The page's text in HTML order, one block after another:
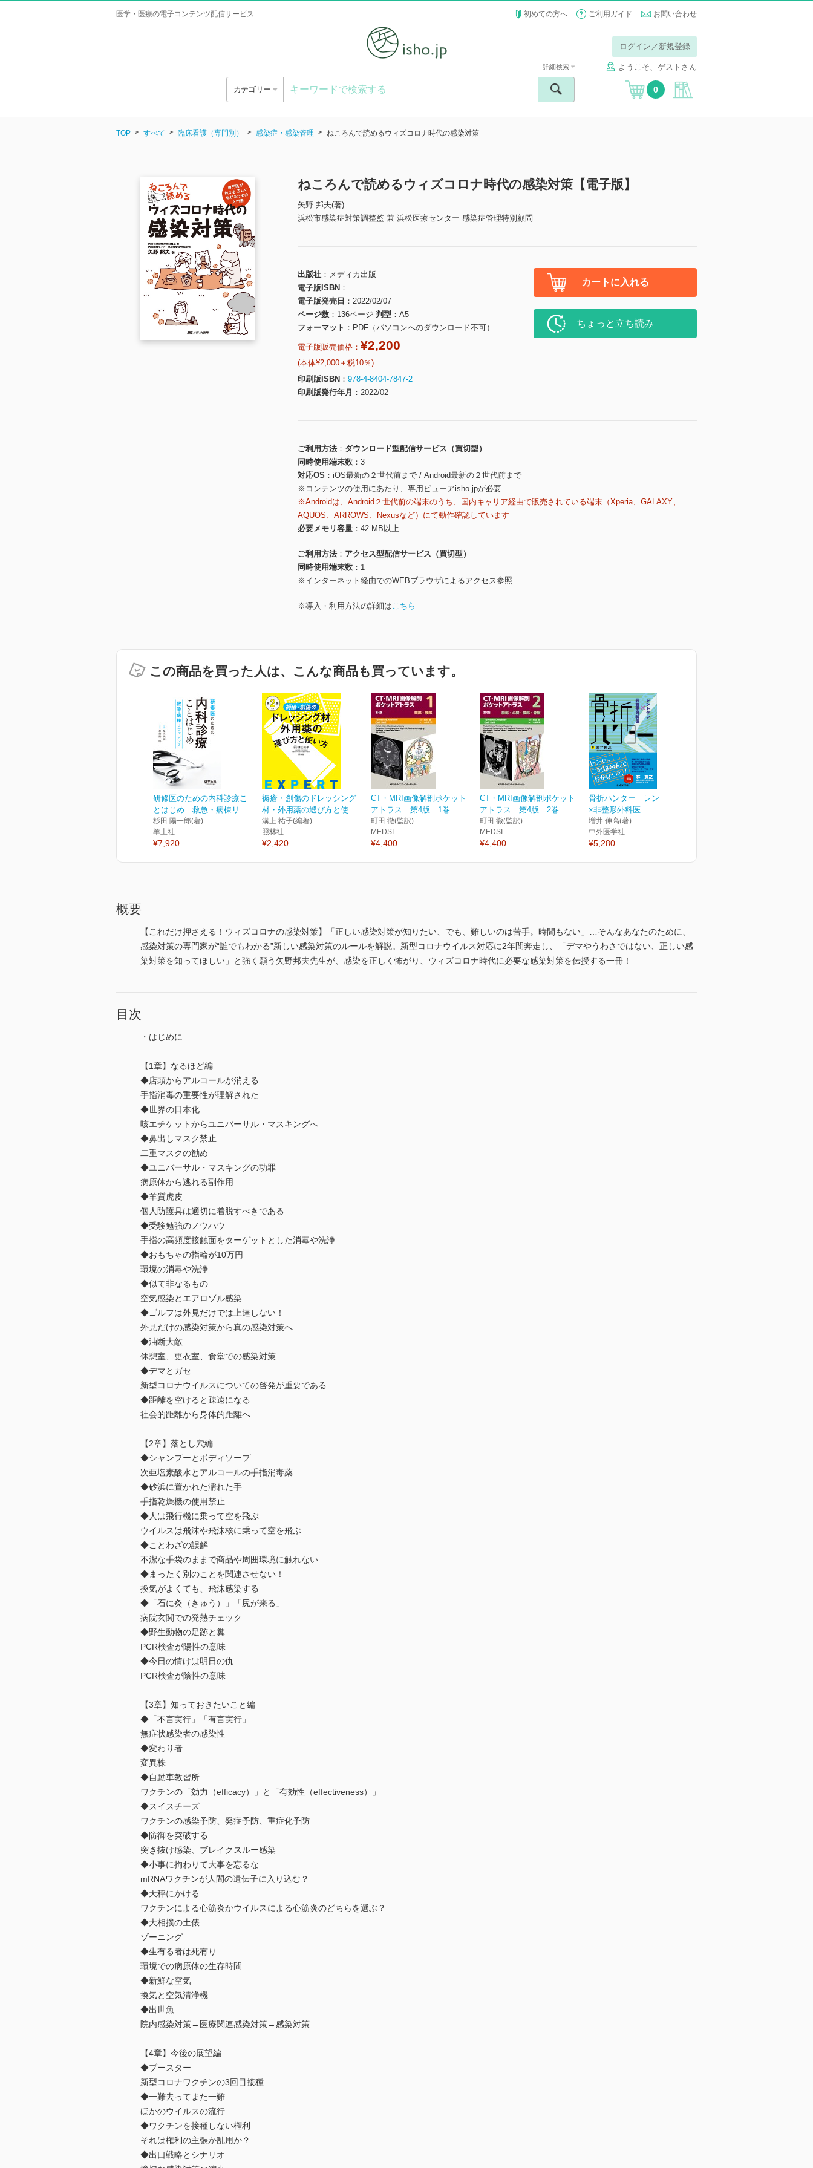
医学・医療の電子コンテンツ配信サービス 初めての方へ ご利用ガイド お問い合わせ
ログイン／新規登録
ようこそ、ゲストさん
カテゴリー
詳細検索
0
TOP すべて 臨床看護（専門別） 感染症・感染管理 ねころんで読めるウィズコロナ時代の感染対策
ねころんで読めるウィズコロナ時代の感染対策【電子版】
矢野 邦夫(著)
浜松市感染症対策調整監 兼 浜松医療センター 感染症管理特別顧問
出版社
メディカ出版
電子版ISBN
電子版発売日
2022/02/07
ページ数
136ページ 判型
A5
フォーマット
PDF（パソコンへのダウンロード不可）
電子版販売価格： ¥2,200
(本体¥2,000＋税10％)
印刷版ISBN
978-4-8404-7847-2
印刷版発行年月
2022/02
カートに入れる
ちょっと立ち読み
ご利用方法
ダウンロード型配信サービス（買切型）
同時使用端末数
3
対応OS
iOS最新の２世代前まで / Android最新の２世代前まで
※コンテンツの使用にあたり、専用ビューアisho.jpが必要
※Androidは、Android２世代前の端末のうち、国内キャリア経由で販売されている端末（Xperia、GALAXY、
AQUOS、ARROWS、Nexusなど）にて動作確認しています
必要メモリ容量
42 MB以上
ご利用方法
アクセス型配信サービス（買切型）
同時使用端末数
1
※インターネット経由でのWEBブラウザによるアクセス参照
※導入・利用方法の詳細はこちら
この商品を買った人は、こんな商品も買っています。
研修医のための内科診療こ
とはじめ 救急・病棟リ...
杉田 陽一郎(著)
羊土社
¥7,920
褥瘡・創傷のドレッシング
材・外用薬の選び方と使...
溝上 祐子(編著)
照林社
¥2,420
CT・MRI画像解剖ポケット
アトラス 第4版 1巻...
町田 徹(監訳)
MEDSI
¥4,400
CT・MRI画像解剖ポケット
アトラス 第4版 2巻...
町田 徹(監訳)
MEDSI
¥4,400
骨折ハンター レントゲン
×非整形外科医
増井 伸高(著)
中外医学社
¥5,280
概要
【これだけ押さえる！ウィズコロナの感染対策】「正しい感染対策が知りたい、でも、難しいのは苦手。時間もない」…そんなあなたのために、
感染対策の専門家が“誰でもわかる”新しい感染対策のルールを解説。新型コロナウイルス対応に2年間奔走し、「デマやうわさではない、正しい感
染対策を知ってほしい」と強く願う矢野邦夫先生が、感染を正しく怖がり、ウィズコロナ時代に必要な感染対策を伝授する一冊！
目次
・はじめに
【1章】なるほど編
◆店頭からアルコールが消える
手指消毒の重要性が理解された
◆世界の日本化
咳エチケットからユニバーサル・マスキングへ
◆鼻出しマスク禁止
二重マスクの勧め
◆ユニバーサル・マスキングの功罪
病原体から逃れる副作用
◆羊質虎皮
個人防護具は適切に着脱すべきである
◆受験勉強のノウハウ
手指の高頻度接触面をターゲットとした消毒や洗浄
◆おもちゃの指輪が10万円
環境の消毒や洗浄
◆似て非なるもの
空気感染とエアロゾル感染
◆ゴルフは外見だけでは上達しない！
外見だけの感染対策から真の感染対策へ
◆油断大敵
休憩室、更衣室、食堂での感染対策
◆デマとガセ
新型コロナウイルスについての啓発が重要である
◆距離を空けると疎遠になる
社会的距離から身体的距離へ
【2章】落とし穴編
◆シャンプーとボディソープ
次亜塩素酸水とアルコールの手指消毒薬
◆砂浜に置かれた濡れた手
手指乾燥機の使用禁止
◆人は飛行機に乗って空を飛ぶ
ウイルスは飛沫や飛沫核に乗って空を飛ぶ
◆ことわざの誤解
不潔な手袋のままで商品や周囲環境に触れない
◆まったく別のことを関連させない！
換気がよくても、飛沫感染する
◆「石に灸（きゅう）」「尻が来る」
病院玄関での発熱チェック
◆野生動物の足跡と糞
PCR検査が陽性の意味
◆今日の情けは明日の仇
PCR検査が陰性の意味
【3章】知っておきたいこと編
◆「不言実行」「有言実行」
無症状感染者の感染性
◆変わり者
変異株
◆自動車教習所
ワクチンの「効力（efficacy）」と「有効性（effectiveness）」
◆スイスチーズ
ワクチンの感染予防、発症予防、重症化予防
◆防御を突破する
突き抜け感染、ブレイクスルー感染
◆小事に拘わりて大事を忘るな
mRNAワクチンが人間の遺伝子に入り込む？
◆天秤にかける
ワクチンによる心筋炎かウイルスによる心筋炎のどちらを選ぶ？
◆大相撲の土俵
ゾーニング
◆生有る者は死有り
環境での病原体の生存時間
◆新鮮な空気
換気と空気清浄機
◆出世魚
院内感染対策→医療関連感染対策→感染対策
【4章】今後の展望編
◆ブースター
新型コロナワクチンの3回目接種
◆一難去ってまた一難
ほかのウイルスの流行
◆ワクチンを接種しない権利
それは権利の主張か乱用か？
◆出口戦略とシナリオ